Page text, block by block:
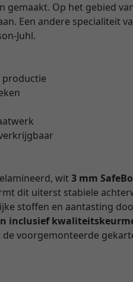
gemaakt. Op het gebied
Een andere specialiteit
Juhl.
productie
wit3 mm
dit uiterst stabiele
stoffen en aantasting
inclusief
voorgemonteerde